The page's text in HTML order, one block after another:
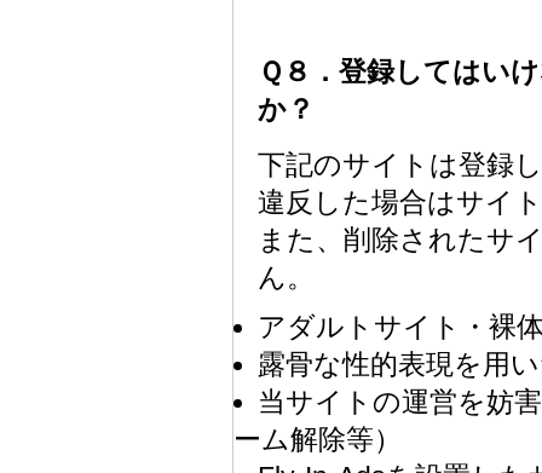
Ｑ８．登録してはい
か？
下記のサイトは登録
違反した場合はサイ
また、削除されたサ
ん。
アダルトサイト・裸
露骨な性的表現を用
当サイトの運営を妨
ーム解除等）